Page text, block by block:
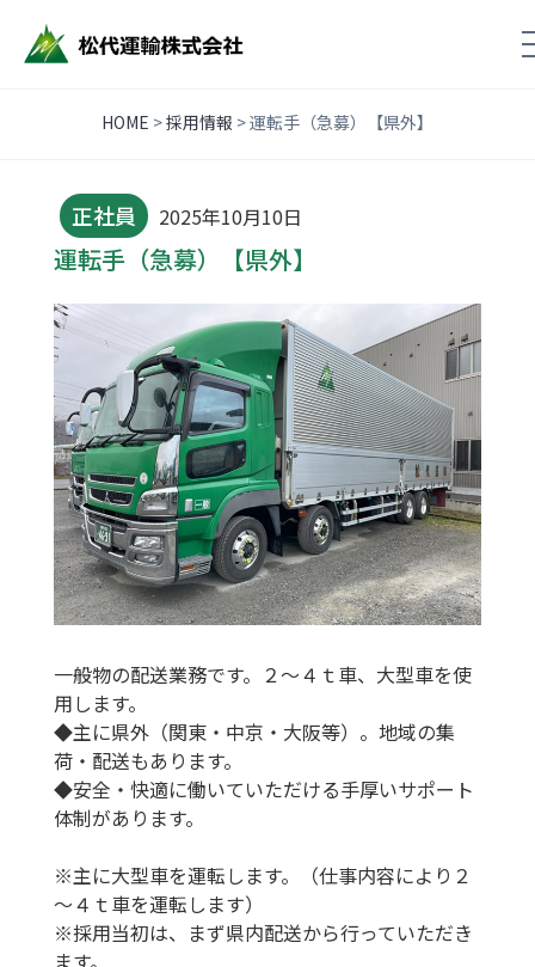
お問い合わせ
HOME >採用情報 >運転手（急募）【県外】
正社員 2025年10月10日
運転手（急募）【県外】
一般物の配送業務です。２～４ｔ車、大型車を使
用します。
◆主に県外（関東・中京・大阪等）。地域の集
荷・配送もあります。
◆安全・快適に働いていただける手厚いサポート
体制があります。
※主に大型車を運転します。（仕事内容により２
～４ｔ車を運転します）
※採用当初は、まず県内配送から行っていただき